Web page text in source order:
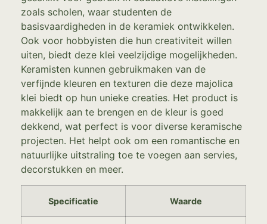
zoals scholen, waar studenten de
basisvaardigheden in de keramiek ontwikkelen.
Ook voor hobbyisten die hun creativiteit willen
uiten, biedt deze klei veelzijdige mogelijkheden.
Keramisten kunnen gebruikmaken van de
verfijnde kleuren en texturen die deze majolica
klei biedt op hun unieke creaties. Het product is
makkelijk aan te brengen en de kleur is goed
dekkend, wat perfect is voor diverse keramische
projecten. Het helpt ook om een romantische en
natuurlijke uitstraling toe te voegen aan servies,
decorstukken en meer.
Specificatie Waarde